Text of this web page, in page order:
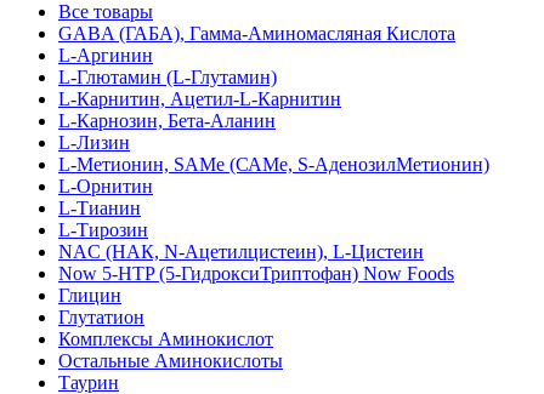
Все товары
GABA (ГАБА), Гамма-Аминомасляная Кислота
L-Аргинин
L-Глютамин (L-Глутамин)
L-Карнитин, Ацетил-L-Карнитин
L-Карнозин, Бета-Аланин
L-Лизин
L-Метионин, SAMe (САМе, S-АденозилМетионин)
L-Орнитин
L-Тианин
L-Тирозин
NAC (НАК, N-Ацетилцистеин), L-Цистеин
Now 5-HTP (5-ГидроксиТриптофан) Now Foods
Глицин
Глутатион
Комплексы Аминокислот
Остальные Аминокислоты
Таурин